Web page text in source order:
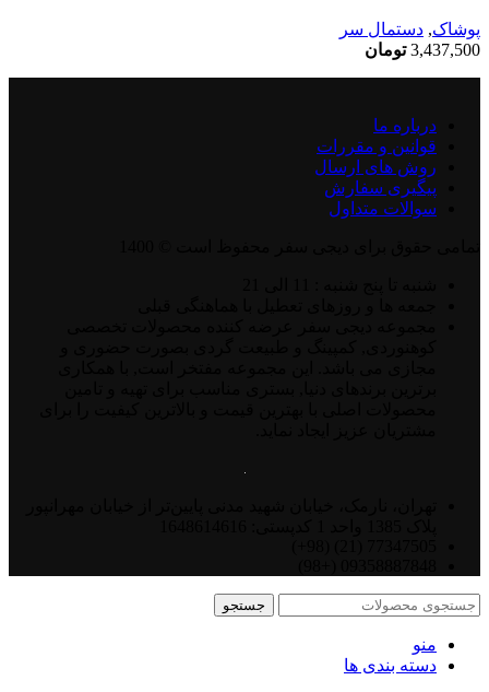
پوشاک, دستمال سر
3,437,500 تومان
درباره ما
قوانین و مقررات
روش های ارسال
پیگیری سفارش
سوالات متداول
جستجو
منو
دسته بندی ها